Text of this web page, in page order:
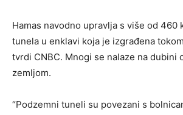
Hamas navodno upravlja s više od 460
tunela u enklavi koja je izgrađena
tvrdi CNBC. Mnogi se nalaze na dubini
zemljom.
“Podzemni tuneli su povezani s